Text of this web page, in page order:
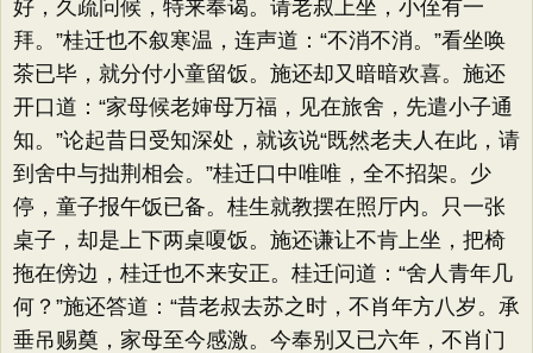
好，久疏问候，特来奉谒。请老叔上坐，小侄有一
拜。​”桂迁也不叙寒温，连声道：​“不消不消。​”看坐唤
茶已毕，就分付小童留饭。施还却又暗暗欢喜。施还
开口道：​“家母候老婶母万福，见在旅舍，先遣小子通
知。​”论起昔日受知深处，就该说“既然老夫人在此，请
到舍中与拙荆相会。​”桂迁口中唯唯，全不招架。少
停，童子报午饭已备。桂生就教摆在照厅内。只一张
桌子，却是上下两桌嗄饭。施还谦让不肯上坐，把椅
拖在傍边，桂迁也不来安正。桂迁问道：​“舍人青年几
何？​”施还答道：​“昔老叔去苏之时，不肖年方八岁。承
垂吊赐奠，家母至今感激。今奉别又已六年，不肖门